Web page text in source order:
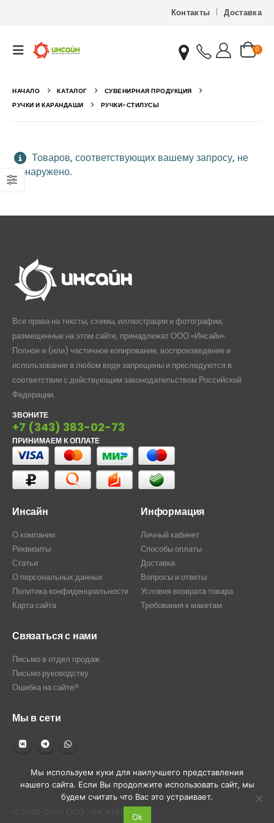
Контакты Доставка
0
НАЧАЛО КАТАЛОГ
СУВЕНИРНАЯ ПРОДУКЦИЯ
РУЧКИ И КАРАНДАШИ
РУЧКИ-СТИЛУСЫ
Товаров, соответствующих вашему запросу, не
обнаружено.
Все права на тексты, схемы, иллюстрации и фотографии,
размещенные на этом сайте, принадлежат ООО «Инсайн».
Полное и (или) частичное копирование, воспроизведение и
использование в любом виде запрещены и преследуются в
соответствии с действующим законодательством Российской
Федерации.
ЗВОНИТЕ
+7 (343) 383-02-73
ПРИНИМАЕМ К ОПЛАТЕ
Инсайн
О компании
Реквизиты
Статьи
О персональных данных
Политика конфиденциальности
Карта сайта
Информация
Личный кабинет
Способы оплаты
Доставка
Вопросы и ответы
Условия возврата товара
Требования к макетам
Связаться с нами
Письмо в отдел продаж
Письмо руководству
Ошибка на сайте?
Мы в сети
Мы используем куки для наилучшего представления
нашего сайта. Если Вы продолжите использовать сайт, мы
будем считать что Вас это устраивает.
Ok